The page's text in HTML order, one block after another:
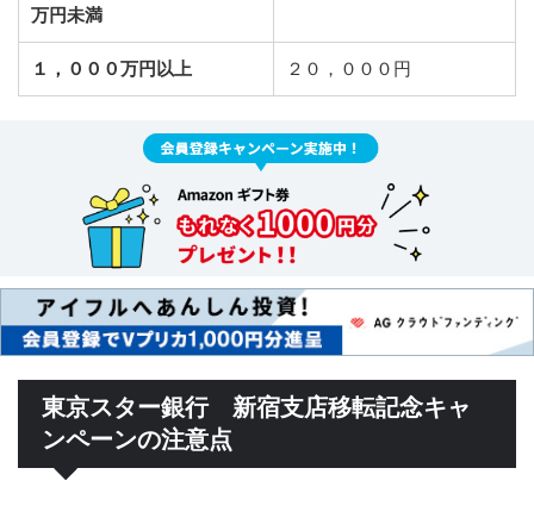
万円未満
１，０００万円以上 ２０，０００円
東京スター銀行 新宿支店移転記念キャ
ンペーンの注意点